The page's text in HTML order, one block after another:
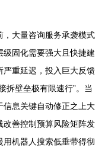
大量咨询服务承袭模式
固化需要强大且快捷建
严重延迟，投入巨大反馈
拆壁垒极有限速行”。当
息关键自动修正之上大
改善控制预算风险矩阵发
机器人搜索低垂带得彻